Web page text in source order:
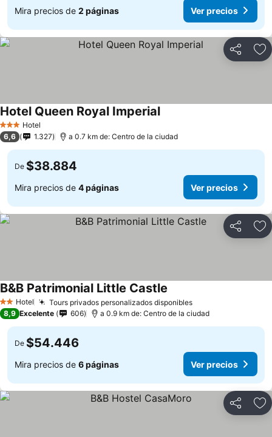
Mira precios de 2 páginas Ver precios
Compartir
3 Estrellas
Hotel
Hotel Queen Royal ImperialVer precios
6,6 1.327 a 0.7 km de: Centro de la ciudad
De $38.884
Mira precios de 4 páginas Ver precios
Compartir
2 Estrellas
Hotel Tours privados personalizados disponiblesVer precios
B&B Patrimonial Little Castle
8,9 Excelente 606 a 0.9 km de: Centro de la ciudad
De $54.446
Mira precios de 6 páginas Ver precios
Compartir